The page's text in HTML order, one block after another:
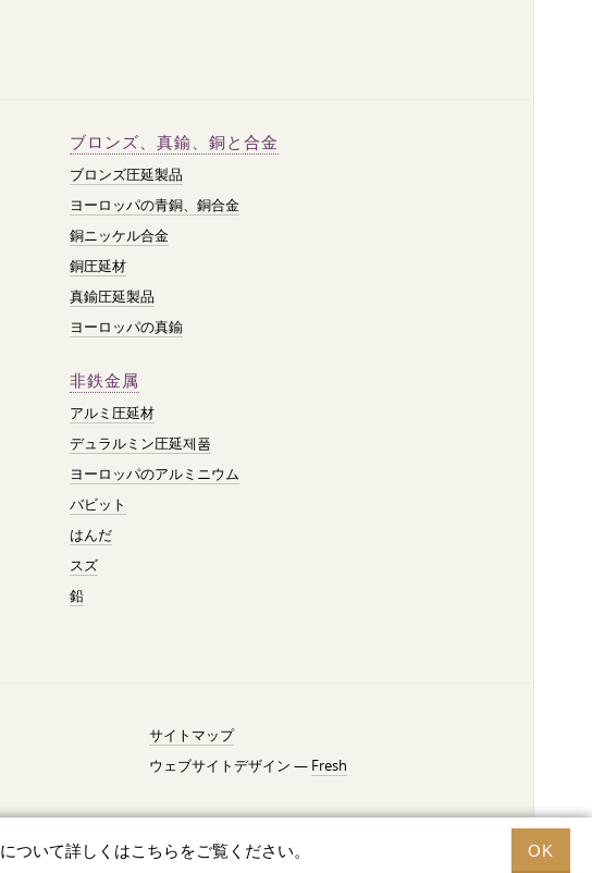
について詳しくはこちらをご覧ください。 OK
ブロンズ、真鍮、銅と合金
ブロンズ圧延製品
ヨーロッパの青銅、銅合金
銅ニッケル合金
銅圧延材
真鍮圧延製品
ヨーロッパの真鍮
非鉄金属
アルミ圧延材
デュラルミン圧延제품
ヨーロッパのアルミニウム
バビット
はんだ
スズ
鉛
サイトマップ
ウェブサイトデザイン — Fresh